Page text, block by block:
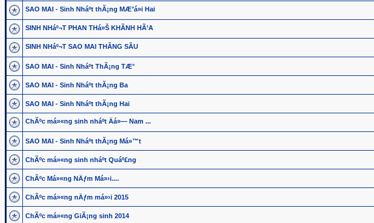
SAO MAI - Sinh Nháº­t thÃ¡ng MÆ°á»i Hai
SINH NHáº¬T PHAN THá»Š KHÃNH HÃ’A
SINH NHáº¬T SAO MAI THÃNG SÃU
SAO MAI - Sinh Nháº­t ThÃ¡ng TÆ°
SAO MAI - Sinh Nháº­t thÃ¡ng Ba
SAO MAI - Sinh Nháº­t thÃ¡ng Hai
ChÃºc má»«ng sinh nháº­t Äá»— Nam ...
SAO MAI - Sinh Nháº­t thÃ¡ng Má»™t
ChÃºc má»«ng sinh nháº­t Quáº£ng
ChÃºc Má»«ng NÄƒm Má»›i....
ChÃºc má»«ng nÄƒm má»›i 2015
ChÃºc má»«ng GiÃ¡ng sinh 2014